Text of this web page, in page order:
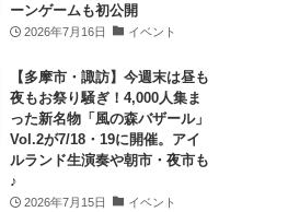
ーンゲームも初公開
2026年7月16日 イベント
【多摩市・諏訪】今週末は昼も
夜もお祭り騒ぎ！4,000人集ま
った新名物「風の森バザール」
Vol.2が7/18・19に開催。アイ
ルランド生演奏や朝市・夜市も
♪
2026年7月15日 イベント